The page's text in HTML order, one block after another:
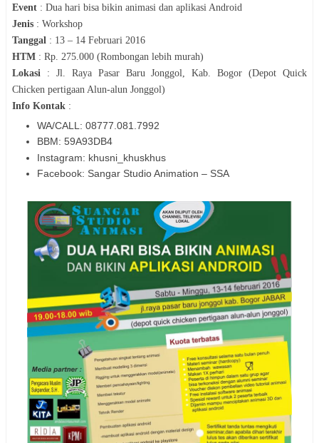
Event : Dua hari bisa bikin animasi dan aplikasi Android
Jenis : Workshop
Tanggal : 13 – 14 Februari 2016
HTM : Rp. 275.000 (Rombongan lebih murah)
Lokasi : Jl. Raya Pasar Baru Jonggol, Kab. Bogor (Depot Quick
Chicken pertigaan Alun-alun Jonggol)
Info Kontak :
WA/CALL: 08777.081.7992
BBM: 59A93DB4
Instagram: khusni_khuskhus
Facebook: Sangar Studio Animation – SSA